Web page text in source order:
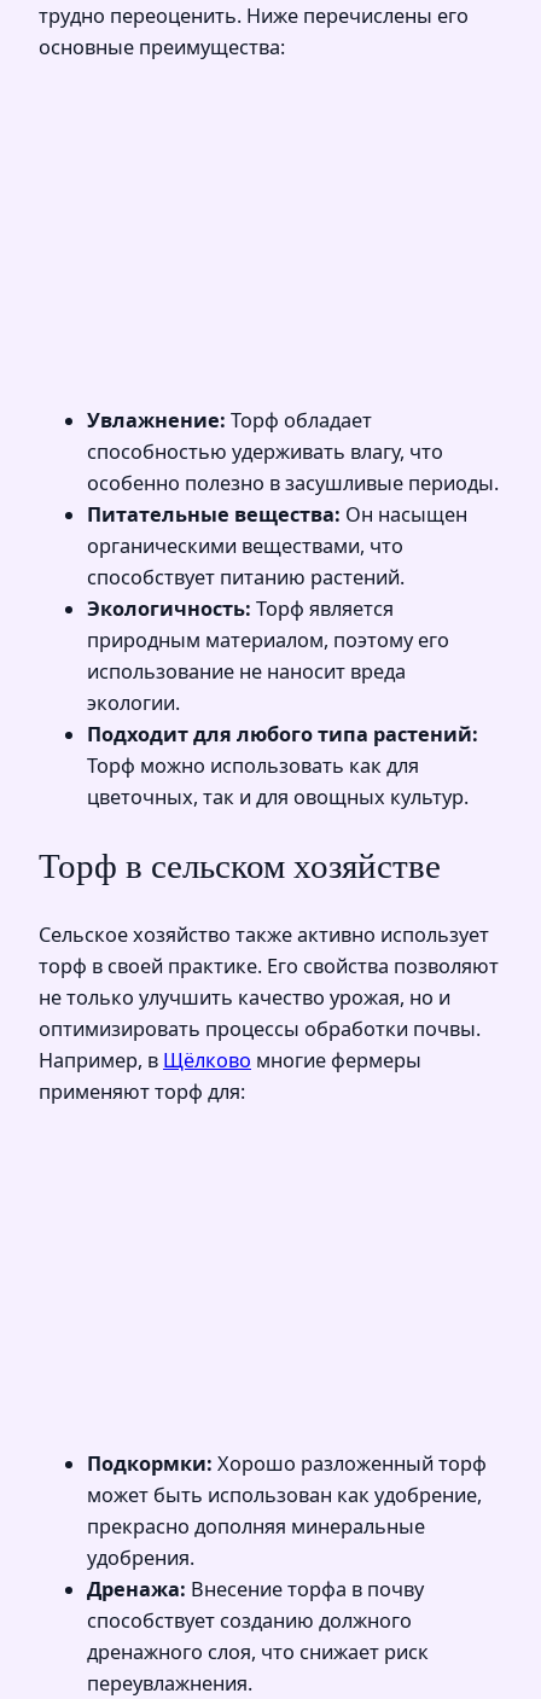
трудно переоценить. Ниже перечислены его
основные преимущества:
Увлажнение: Торф обладает
способностью удерживать влагу, что
особенно полезно в засушливые периоды.
Питательные вещества: Он насыщен
органическими веществами, что
способствует питанию растений.
Экологичность: Торф является
природным материалом, поэтому его
использование не наносит вреда
экологии.
Подходит для любого типа растений:
Торф можно использовать как для
цветочных, так и для овощных культур.
Торф в сельском хозяйстве
Сельское хозяйство также активно использует
торф в своей практике. Его свойства позволяют
не только улучшить качество урожая, но и
оптимизировать процессы обработки почвы.
Например, в Щёлково многие фермеры
применяют торф для:
Подкормки: Хорошо разложенный торф
может быть использован как удобрение,
прекрасно дополняя минеральные
удобрения.
Дренажа: Внесение торфа в почву
способствует созданию должного
дренажного слоя, что снижает риск
переувлажнения.